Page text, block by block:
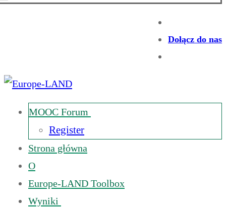
Dołącz do nas
MOOC Forum
Register
Strona główna
O
Europe-LAND Toolbox
Wyniki